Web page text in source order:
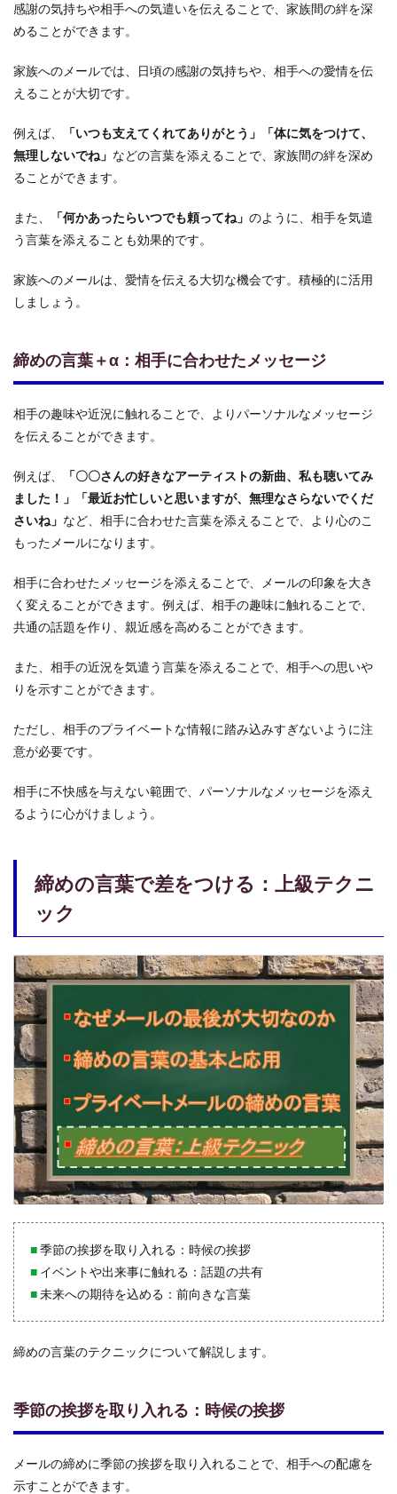
感謝の気持ちや相手への気遣いを伝えることで、家族間の絆を深
めることができます。
家族へのメールでは、日頃の感謝の気持ちや、相手への愛情を伝
えることが大切です。
例えば、
「いつも支えてくれてありがとう」「体に気をつけて、
無理しないでね」 などの言葉を添えることで、家族間の絆を深め
ることができます。
また、 「何かあったらいつでも頼ってね」 のように、相手を気遣
う言葉を添えることも効果的です。
家族へのメールは、愛情を伝える大切な機会です。積極的に活用
しましょう。
締めの言葉＋α：相手に合わせたメッセージ
相手の趣味や近況に触れることで、よりパーソナルなメッセージ
を伝えることができます。
例えば、
「〇〇さんの好きなアーティストの新曲、私も聴いてみ
ました！」「最近お忙しいと思いますが、無理なさらないでくだ
さいね」 など、相手に合わせた言葉を添えることで、より心のこ
もったメールになります。
相手に合わせたメッセージを添えることで、メールの印象を大き
く変えることができます。例えば、相手の趣味に触れることで、
共通の話題を作り、親近感を高めることができます。
また、相手の近況を気遣う言葉を添えることで、相手への思いや
りを示すことができます。
ただし、相手のプライベートな情報に踏み込みすぎないように注
意が必要です。
相手に不快感を与えない範囲で、パーソナルなメッセージを添え
るように心がけましょう。
締めの言葉で差をつける：上級テクニ
ック
■季節の挨拶を取り入れる：時候の挨拶
■イベントや出来事に触れる：話題の共有
■未来への期待を込める：前向きな言葉
締めの言葉のテクニックについて解説します。
季節の挨拶を取り入れる：時候の挨拶
メールの締めに季節の挨拶を取り入れることで、相手への配慮を
示すことができます。